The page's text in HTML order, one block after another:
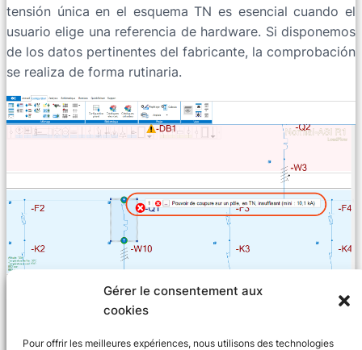
Gérer le consentement aux
cookies
Pour offrir les meilleures expériences, nous utilisons des technologies
tensión única en el esquema TN es esencial cuando el
usuario elige una referencia de hardware. Si disponemos
de los datos pertinentes del fabricante, la comprobación
se realiza de forma rutinaria.
Si no se dispone de estos datos, no nos corresponde a
nosotros «hacer la vista gorda» ni sugerir al usuario que
lo haga. Por tanto, el programa informático mostrará un